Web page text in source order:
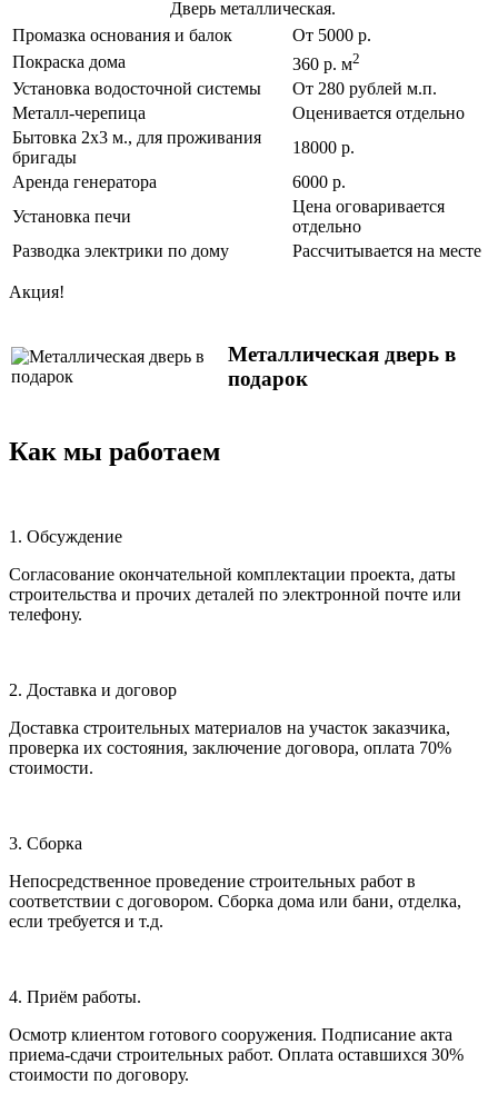
Дверь металлическая.
Промазка основания и балок
От 5000 р.
Покраска дома
360 р. м2
Установка водосточной системы
От 280 рублей м.п.
Металл-черепица
Оценивается отдельно
Бытовка 2х3 м., для проживания
бригады
18000 р.
Аренда генератора
6000 р.
Установка печи
Цена оговаривается
отдельно
Разводка электрики по дому
Рассчитывается на месте
Акция!
Металлическая дверь в
подарок
Как мы работаем
1. Обсуждение
Согласование окончательной комплектации проекта, даты
строительства и прочих деталей по электронной почте или
телефону.
2. Доставка и договор
Доставка строительных материалов на участок заказчика,
проверка их состояния, заключение договора, оплата 70%
стоимости.
3. Сборка
Непосредственное проведение строительных работ в
соответствии с договором. Сборка дома или бани, отделка,
если требуется и т.д.
4. Приём работы.
Осмотр клиентом готового сооружения. Подписание акта
приема-сдачи строительных работ. Оплата оставшихся 30%
стоимости по договору.